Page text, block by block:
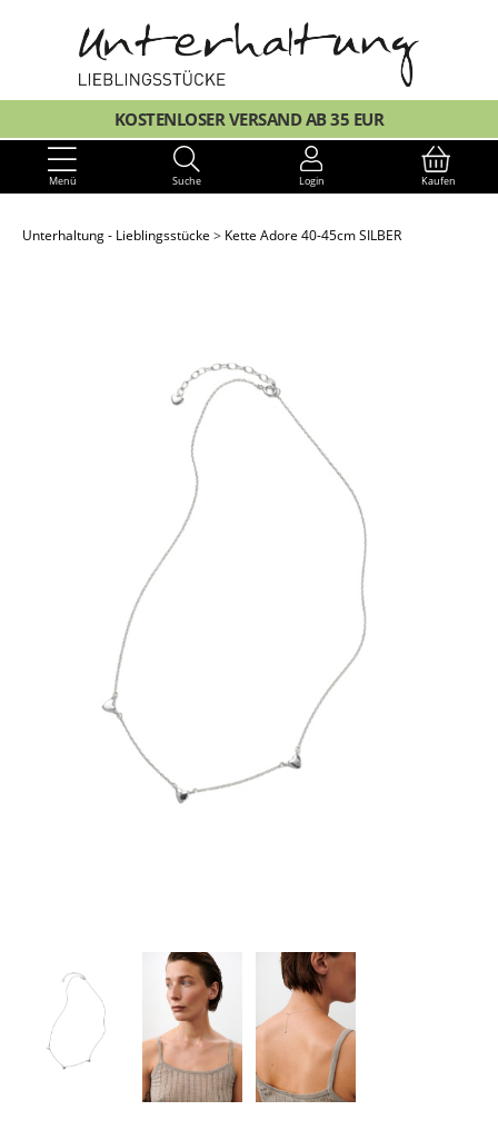
KOSTENLOSER VERSAND AB 35 EUR
Menü Suche Login Kaufen
Unterhaltung - Lieblingsstücke Kette Adore 40-45cm SILBER